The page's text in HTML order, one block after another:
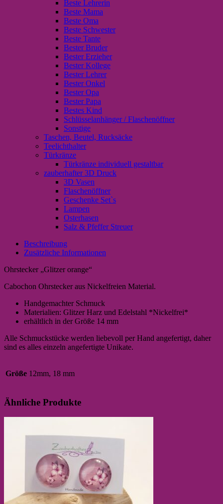
Beste Lehrerin
Beste Mama
Beste Oma
Beste Schwester
Beste Tante
Bester Bruder
Bester Erzieher
Bester Kollege
Bester Lehrer
Bester Onkel
Bester Opa
Bester Papa
Bestes Kind
Schlüsselanhänger / Flaschenöffner
Sonstige
Taschen, Beutel, Rucksäcke
Teelichthalter
Türkränze
Türkränze individuell gestaltbar
zauberhafter 3D Druck
3D Vasen
Flaschenöffner
Geschenke Set`s
Lampen
Osterhasen
Salz & Pfeffer Streuer
Beschreibung
Zusätzliche Informationen
Ohrstecker „Glitzer orange“
Cabochon Ohrstecker aus Nickelfreien Material.
Handgemachter Schmuck
Materialien: Glitzer Harz und Edelstahl *Nickelfrei*
erhältlich in der Größe 14 mm
Alle Schmuckstücke werden liebevoll per Hand angefertigt, daher
sind es alles einzeln angefertigte Unikate.
Größe 12mm, 18 mm
Ähnliche Produkte